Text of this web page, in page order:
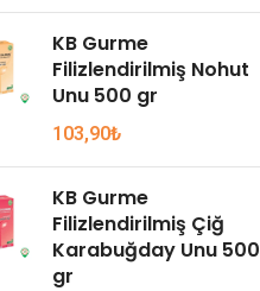
KB Gurme
Filizlendirilmiş Nohut
Unu 500 gr
103,90₺
KB Gurme
Filizlendirilmiş Çiğ
Karabuğday Unu 500
gr